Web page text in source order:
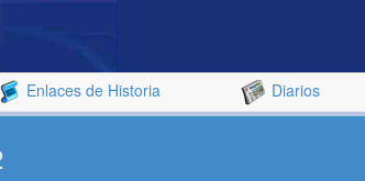
Enlaces de Historia Diarios